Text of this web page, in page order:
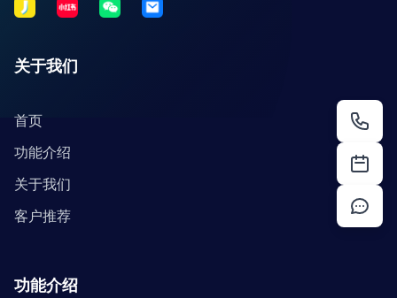
关于我们
首页
功能介绍
关于我们
客户推荐
功能介绍